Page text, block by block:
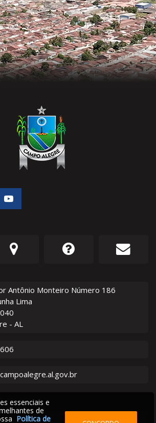
Antônio Monteiro Número 186
Lima
- AL
essenciais e
de
Política de